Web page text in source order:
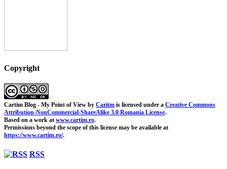
Copyright
Cartim Blog - My Point of View by Caritm is licensed under a Creative Commons
Attribution-NonCommercial-ShareAlike 3.0 Romania License.
Based on a work at www.cartim.ro.
Permissions beyond the scope of this license may be available at
https://www.cartim.ro/.
RSS